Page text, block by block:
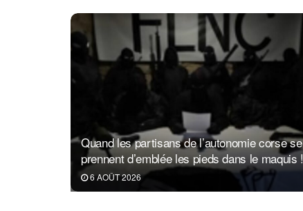
Quand les partisans de l’autonomie corse se
prennent d’emblée les pieds dans le maquis !
6 AOÛT 2026